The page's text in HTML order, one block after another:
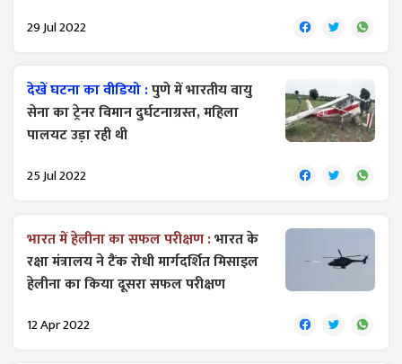
29 Jul 2022
देखें घटना का वीडियो :पुणे में भारतीय वायु
सेना का ट्रेनर विमान दुर्घटनाग्रस्त, महिला
पालयट उड़ा रही थी
25 Jul 2022
भारत में हेलीना का सफल परीक्षण :भारत के
रक्षा मंत्रालय ने टैंक रोधी मार्गदर्शित मिसाइल
हेलीना का किया दूसरा सफल परीक्षण
12 Apr 2022